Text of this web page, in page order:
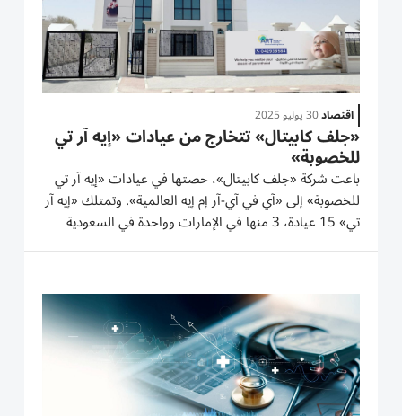
اقتصاد30 يوليو 2025
«جلف كابيتال» تتخارج من عيادات «إيه آر تي
للخصوبة»
باعت شركة «جلف كابيتال»، حصتها في عيادات «إيه آر تي
للخصوبة» إلى «آي في آي-آر إم إيه العالمية». وتمتلك «إيه آر
تي» 15 عيادة، 3 منها في الإمارات وواحدة في السعودية
و11 في الهند. وتشمل الصفقة بيع العيادات في الإمارات
في الهند....